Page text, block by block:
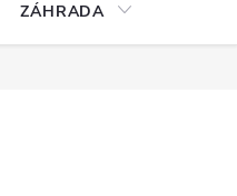
ZÁHRADA